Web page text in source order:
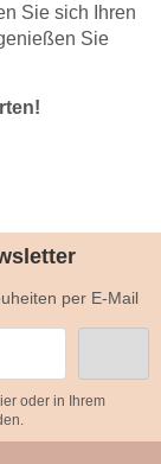
Sie sich Ihren
Sie
per E-Mail
oder in Ihrem